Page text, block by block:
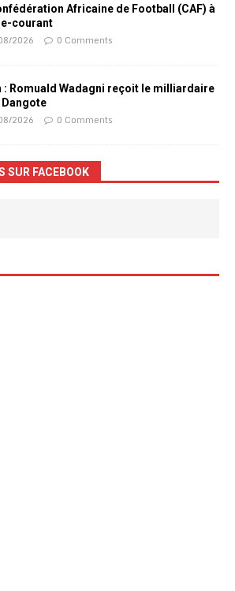
Africaine de Football (CAF) à
courant
2026 0 Comments
: Romuald Wadagni reçoit le milliardaire
2026 0 Comments
SUR FACEBOOK